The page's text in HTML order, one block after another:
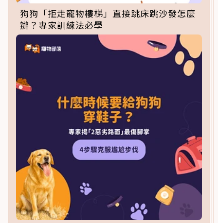
狗狗「拒走寵物樓梯」直接跳床跳沙發怎麼
辦？專家訓練法必學